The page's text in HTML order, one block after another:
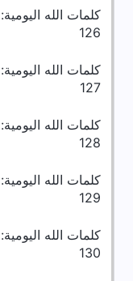
كلمات الله
126
كلمات الله
127
كلمات الله
128
كلمات الله
129
كلمات الله
130